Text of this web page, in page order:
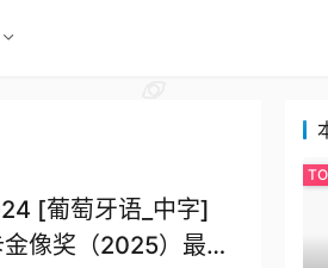
[葡萄牙语_中字]
像奖（2025）最佳